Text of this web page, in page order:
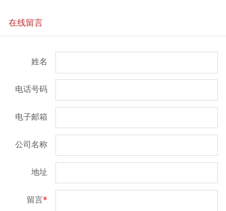
在线留言
姓名
电话号码
电子邮箱
公司名称
地址
留言*